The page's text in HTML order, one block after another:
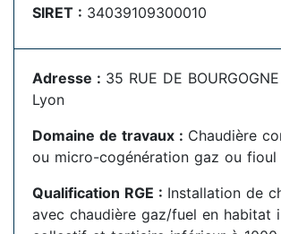
SIRET : 34039109300010
Adresse : 35 RUE DE
Lyon
Domaine de travaux : Chaudière
ou micro-cogénération gaz ou fioul
Qualification RGE : Installation de
avec chaudière gaz/fuel en habitat